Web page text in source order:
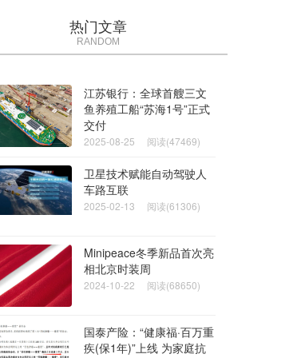
热门文章
RANDOM
江苏银行：全球首艘三文
鱼养殖工船“苏海1号”正式
交付
2025-08-25 阅读(47469)
卫星技术赋能自动驾驶人
车路互联
2025-02-13 阅读(61306)
Minipeace冬季新品首次亮
相北京时装周
2024-10-22 阅读(68650)
国泰产险：“健康福·百万重
疾(保1年)”上线 为家庭抗